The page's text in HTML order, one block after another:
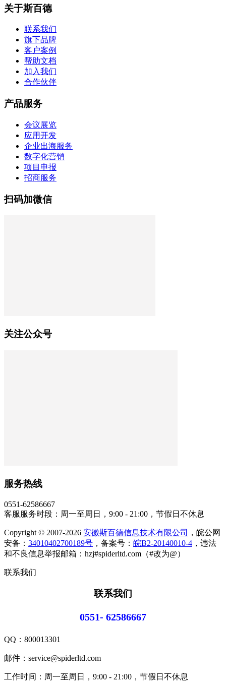
关于斯百德
联系我们
旗下品牌
客户案例
帮助文档
加入我们
合作伙伴
产品服务
会议展览
应用开发
企业出海服务
数字化营销
项目申报
招商服务
扫码加微信
关注公众号
服务热线
0551-62586667
客服服务时段：周一至周日，9:00 - 21:00，节假日不休息
Copyright © 2007-2026 安徽斯百德信息技术有限公司
，皖公网
安备： 34010402700189号 ，备案号： 皖B2-20140010-4 ，违法
和不良信息举报邮箱：hzj#spiderltd.com（#改为@）
联系我们
联系我们
0551- 62586667
QQ： 800013301
邮件：service@spiderltd.com
工作时间：周一至周日，9:00 - 21:00，节假日不休息